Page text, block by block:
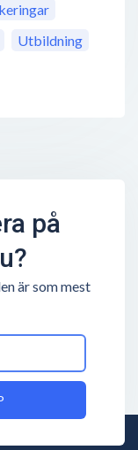
Utbildning
på
är som mest